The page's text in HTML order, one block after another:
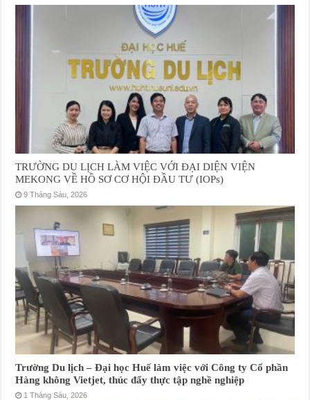
TRƯỜNG DU LỊCH LÀM VIỆC VỚI ĐẠI DIỆN VIỆN
MEKONG VỀ HỒ SƠ CƠ HỘI ĐẦU TƯ (IOPs)
9 Tháng Sáu, 2026
Trường Du lịch – Đại học Huế làm việc với Công ty Cổ phần
Hàng không Vietjet, thúc đẩy thực tập nghề nghiệp
1 Tháng Sáu, 2026